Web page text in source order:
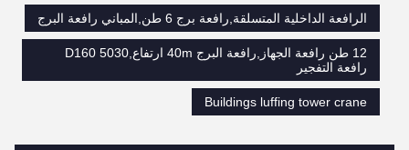
الرافعة الداخلية المتسلقة,رافعة برج 6 طن,المباني رافعة البرج
12 طن رافعة الجهاز,رافعة البرج 40m ارتفاع,D160 5030
رافعة التفجير
Buildings luffing tower crane